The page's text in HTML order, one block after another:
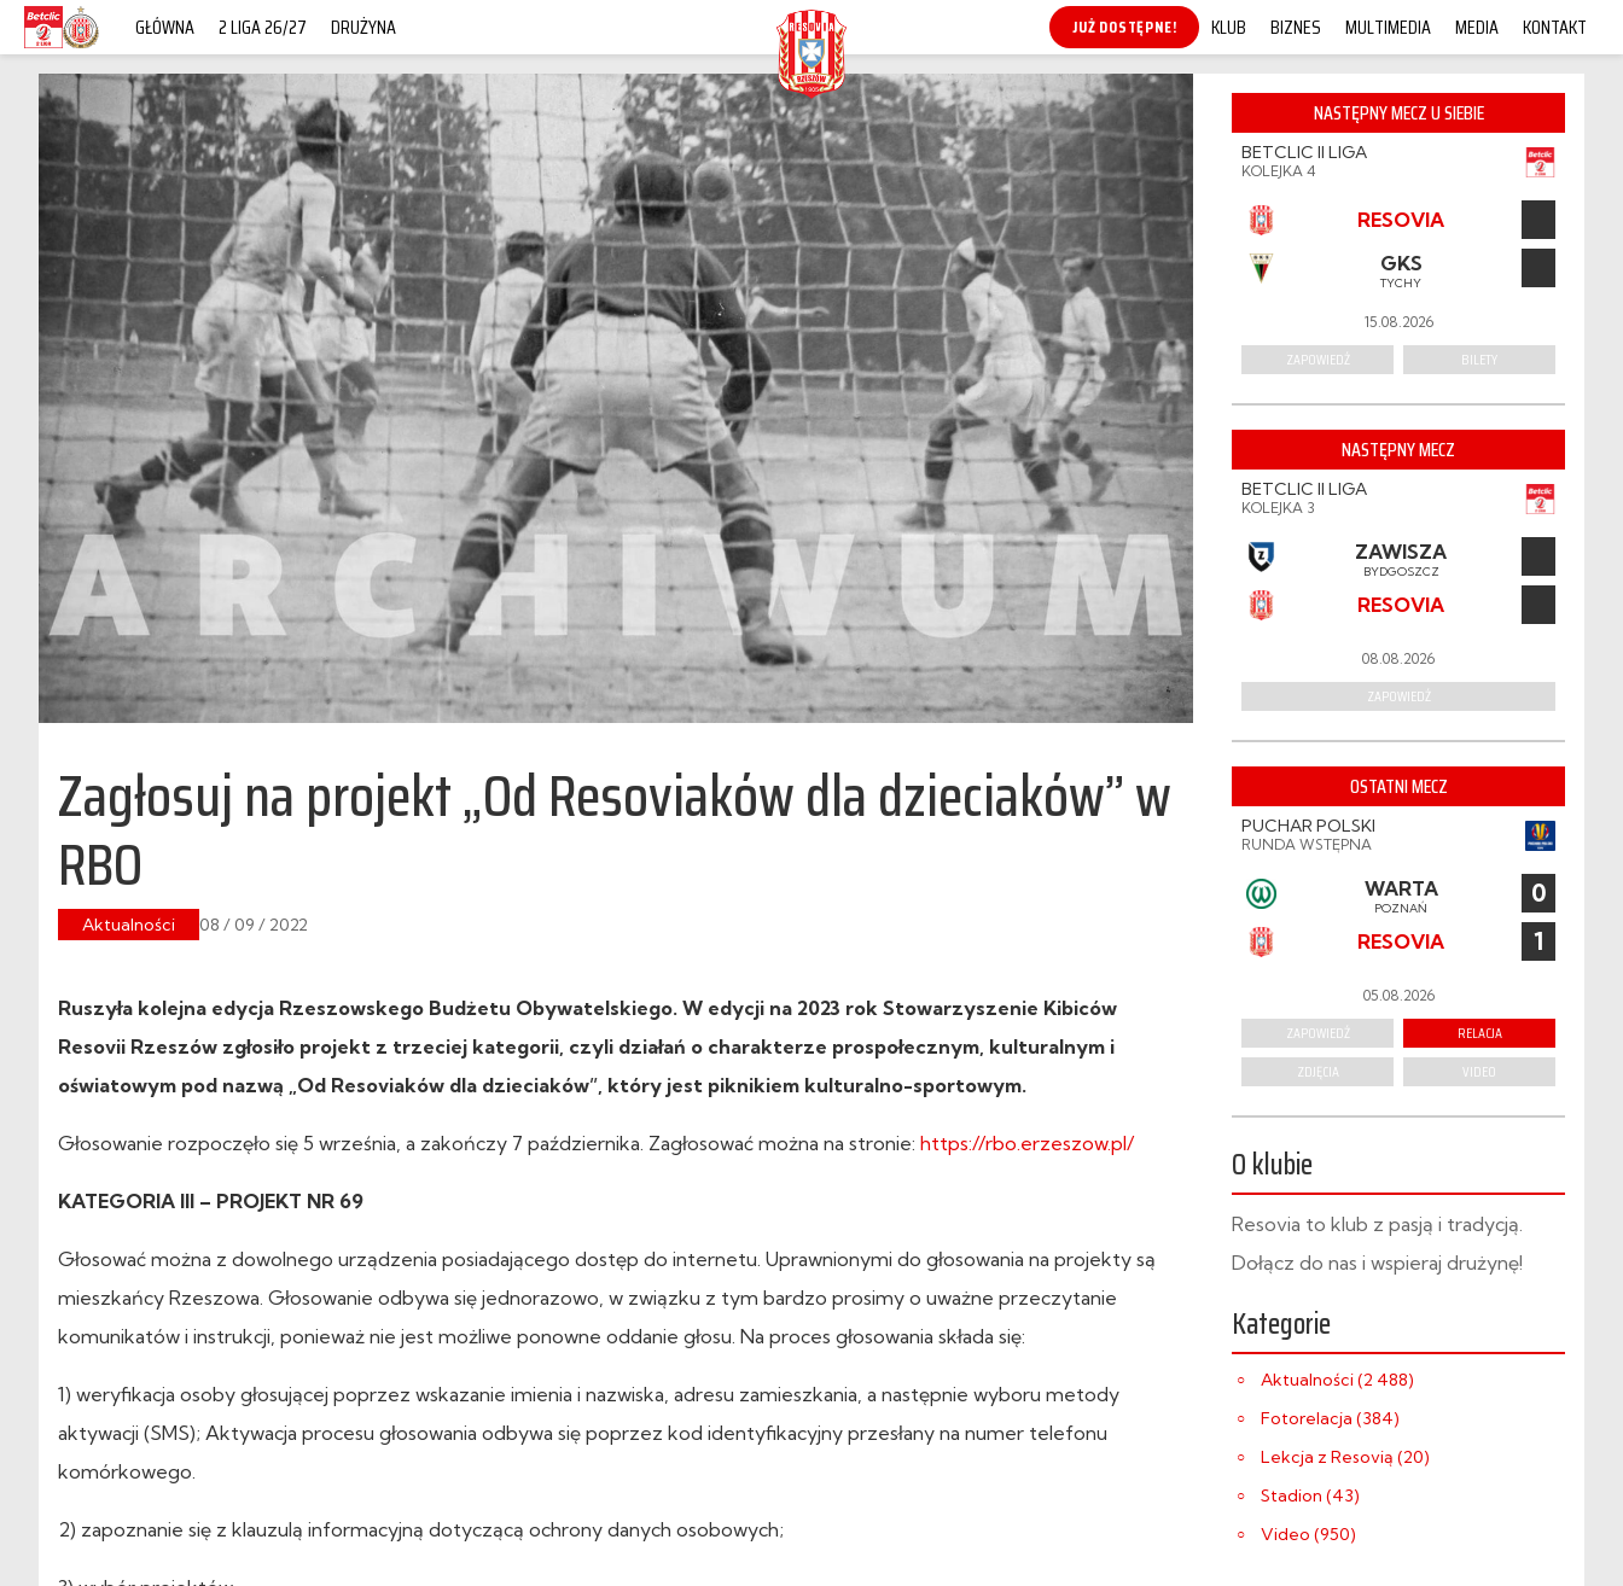
GŁÓWNA 2 LIGA 26/27 DRUŻYNA KUP ONLINE! KLUB BIZNES MULTIMEDIA MEDIA KONTAKT
Zagłosuj na projekt „Od Resoviaków dla dzieciaków” w
RBO
Aktualności 08 / 09 / 2022
Ruszyła kolejna edycja Rzeszowskego Budżetu Obywatelskiego. W edycji na 2023 rok Stowarzyszenie Kibiców
Resovii Rzeszów zgłosiło projekt z trzeciej kategorii, czyli działań o charakterze prospołecznym, kulturalnym i
oświatowym pod nazwą „Od Resoviaków dla dzieciaków”, który jest piknikiem kulturalno-sportowym.
Głosowanie rozpoczęło się 5 września, a zakończy 7 października. Zagłosować można na stronie: https://rbo.erzeszow.pl/
KATEGORIA III – PROJEKT NR 69
Głosować można z dowolnego urządzenia posiadającego dostęp do internetu. Uprawnionymi do głosowania na projekty są
mieszkańcy Rzeszowa. Głosowanie odbywa się jednorazowo, w związku z tym bardzo prosimy o uważne przeczytanie
komunikatów i instrukcji, ponieważ nie jest możliwe ponowne oddanie głosu. Na proces głosowania składa się:
1) weryfikacja osoby głosującej poprzez wskazanie imienia i nazwiska, adresu zamieszkania, a następnie wyboru metody
aktywacji (SMS); Aktywacja procesu głosowania odbywa się poprzez kod identyfikacyjny przesłany na numer telefonu
komórkowego.
2) zapoznanie się z klauzulą informacyjną dotyczącą ochrony danych osobowych;
NASTĘPNY MECZ U SIEBIE
BETCLIC II LIGA
KOLEJKA 4
RESOVIA
GKS
TYCHY
15.08.2026
ZAPOWIEDŹ BILETY
NASTĘPNY MECZ
BETCLIC II LIGA
KOLEJKA 3
ZAWISZA
BYDGOSZCZ
RESOVIA
08.08.2026
ZAPOWIEDŹ
OSTATNI MECZ
PUCHAR POLSKI
RUNDA WSTĘPNA
WARTA
POZNAŃ 0
RESOVIA 1
05.08.2026
ZAPOWIEDŹ
RELACJA
ZDJĘCIA
VIDEO
O klubie
Resovia to klub z pasją i tradycją.
Dołącz do nas i wspieraj drużynę!
Kategorie
Aktualności (2 488)
Fotorelacja (384)
Lekcja z Resovią (20)
Stadion (43)
Video (950)